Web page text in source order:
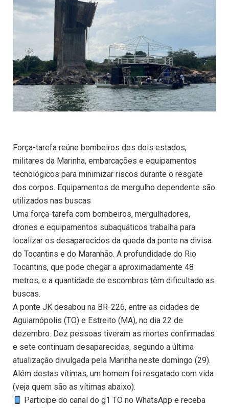
Força-tarefa reúne bombeiros dos dois estados,
militares da Marinha, embarcações e equipamentos
tecnológicos para minimizar riscos durante o resgate
dos corpos. Equipamentos de mergulho dependente são
utilizados nas buscas
Uma força-tarefa com bombeiros, mergulhadores,
drones e equipamentos subaquáticos trabalha para
localizar os desaparecidos da queda da ponte na divisa
do Tocantins e do Maranhão. A profundidade do Rio
Tocantins, que pode chegar a aproximadamente 48
metros, e a quantidade de escombros têm dificultado as
buscas.
A ponte JK desabou na BR-226, entre as cidades de
Aguiarnópolis (TO) e Estreito (MA), no dia 22 de
dezembro. Dez pessoas tiveram as mortes confirmadas
e sete continuam desaparecidas, segundo a última
atualização divulgada pela Marinha neste domingo (29).
Além destas vítimas, um homem foi resgatado com vida
(veja quem são as vítimas abaixo).
Participe do canal do g1 TO no WhatsApp e receba